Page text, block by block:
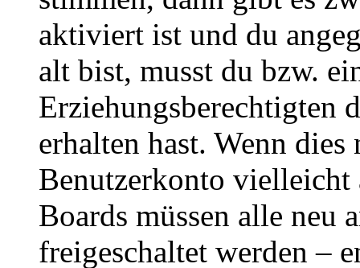
aktiviert ist und du
alt bist, musst du bzw.
Erziehungsberechtigten
erhalten hast. Wenn
Benutzerkonto
Boards müssen alle neu
freigeschaltet werden –